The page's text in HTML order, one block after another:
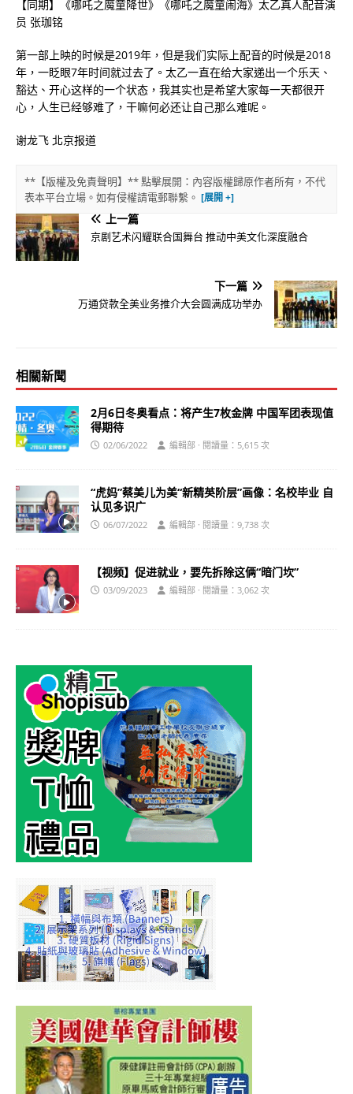
【同期】《哪吒之魔童降世》《哪吒之魔童闹海》太乙真人配音演
员 张珈铭
第一部上映的时候是2019年，但是我们实际上配音的时候是2018
年，一眨眼7年时间就过去了。太乙一直在给大家递出一个乐天、
豁达、开心这样的一个状态，我其实也是希望大家每一天都很开
心，人生已经够难了，干嘛何必还让自己那么难呢。
谢龙飞 北京报道
**【版權及免責聲明】** 點擊展開：內容版權歸原作者所有，不代
表本平台立場。如有侵權請電郵聯繫。
上一篇
京剧艺术闪耀联合国舞台 推动中美文化深度融合
下一篇
万通贷款全美业务推介大会圆满成功举办
相關新聞
2月6日冬奥看点：将产生7枚金牌 中国军团表现值
得期待
02/06/2022 編輯部 · 閱讀量：5,615 次
“虎妈”蔡美儿为美“新精英阶层”画像：名校毕业 自
认见多识广
06/07/2022 編輯部 · 閱讀量：9,738 次
【视频】促进就业，要先拆除这俩“暗门坎”
03/09/2023 編輯部 · 閱讀量：3,062 次